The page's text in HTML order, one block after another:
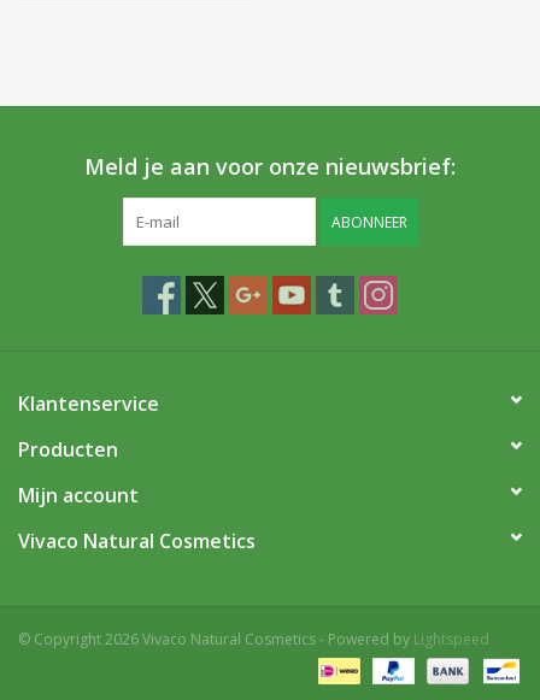
Meld je aan voor onze nieuwsbrief:
ABONNEER
Klantenservice
Producten
Mijn account
Vivaco Natural Cosmetics
© Copyright 2026 Vivaco Natural Cosmetics - Powered by Lightspeed